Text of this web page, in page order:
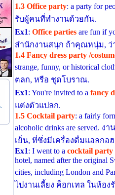
1.3 Office party: a party for
รับผู้คนที่ทํางานด้วยกัน.
Ex1: Office parties are fun if
สํานักงานสนุก ถ้าคุณหนุ่ม, ว่
1.4 Fancy dress party /
strange, funny, or historical
ตลก, หรือ ชุดโบราณ.
Ex1: You're invited to a fancy
แต่งตัวแปลก.
1.5 Cocktail party: a fairly
alcoholic drinks are served.
เย็น, ที่ซึ่งมีเครื่องดื่มแอลกอ
Ex1: I went to a cocktail party
hotel, named after the original
cities, including London and
ไปงานเลี้ยง ค็อกเทล ในห้อ